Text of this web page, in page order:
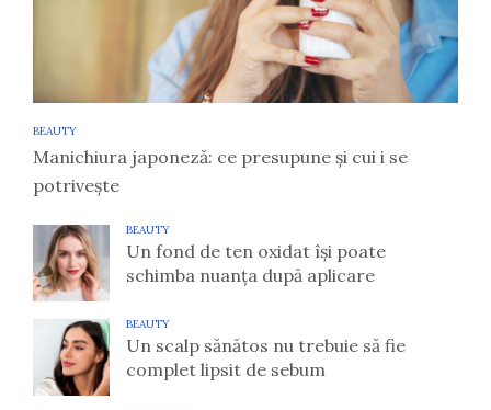
BEAUTY
Manichiura japoneză: ce presupune și cui i se
potrivește
BEAUTY
Un fond de ten oxidat își poate
schimba nuanța după aplicare
BEAUTY
Un scalp sănătos nu trebuie să fie
complet lipsit de sebum